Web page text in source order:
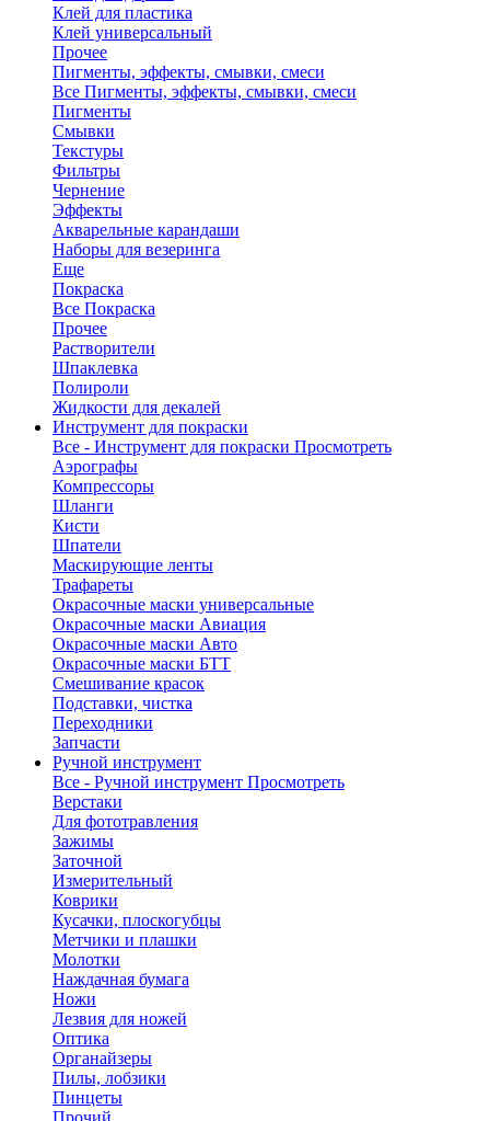
Клей для пластика
Клей универсальный
Прочее
Пигменты, эффекты, смывки, смеси
Все Пигменты, эффекты, смывки, смеси
Пигменты
Смывки
Текстуры
Фильтры
Чернение
Эффекты
Акварельные карандаши
Наборы для везеринга
Еще
Покраска
Все Покраска
Прочее
Растворители
Шпаклевка
Полироли
Жидкости для декалей
Инструмент для покраски
Все - Инструмент для покраски Просмотреть
Аэрографы
Компрессоры
Шланги
Кисти
Шпатели
Маскирующие ленты
Трафареты
Окрасочные маски универсальные
Окрасочные маски Авиация
Окрасочные маски Авто
Окрасочные маски БТТ
Смешивание красок
Подставки, чистка
Переходники
Запчасти
Ручной инструмент
Все - Ручной инструмент Просмотреть
Верстаки
Для фототравления
Зажимы
Заточной
Измерительный
Коврики
Кусачки, плоскогубцы
Метчики и плашки
Молотки
Наждачная бумага
Ножи
Лезвия для ножей
Оптика
Органайзеры
Пилы, лобзики
Пинцеты
Прочий